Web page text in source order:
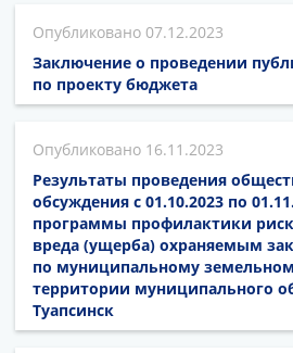
Муниципальное имущество
Публичные слушания и
Документы
07.12.2023
Заключение о проведении
по проекту бюджета
16.11.2023
Результаты проведения
обсуждения с 01.10.2023 по
программы профилактики
вреда (ущерба) охраняемым
по муниципальному
территории муниципального
Туапсинск